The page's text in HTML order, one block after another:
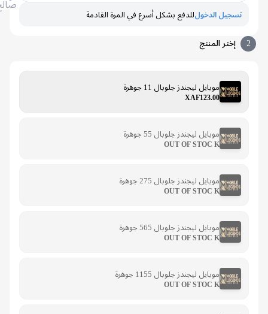
صالح
تسجيل الدخول للدفع بشكل أسرع في المرة القادمة
إختر المنتج
موبايل ليجندز جلوبال 11 جوهرة
XAF123.00
موبايل ليجندز جلوبال 55 جوهرة
OUT OF STOC K
موبايل ليجندز جلوبال 275 جوهرة
OUT OF STOC K
موبايل ليجندز جلوبال 565 جوهرة
OUT OF STOC K
موبايل ليجندز جلوبال 1155 جوهرة
OUT OF STOC K